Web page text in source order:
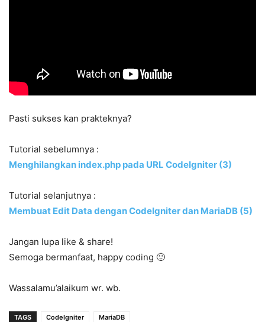
Pasti sukses kan prakteknya?
Tutorial sebelumnya :
Menghilangkan index.php pada URL CodeIgniter (3)
Tutorial selanjutnya :
Membuat Edit Data dengan CodeIgniter dan MariaDB (5)
Jangan lupa like & share!
Semoga bermanfaat, happy coding 🙂
Wassalamu’alaikum wr. wb.
TAGS CodeIgniter MariaDB